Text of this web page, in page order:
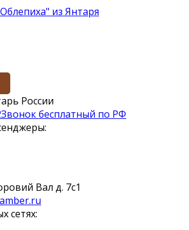
из Янтаря
России
Звонок бесплатный по РФ
Вал д. 7с1
сетях: